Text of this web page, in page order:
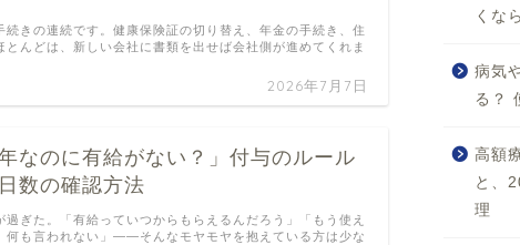
2026年7月7日
続きの連続です。健康保険証の切り替え、年金の手続き、住
んどは、新しい会社に書類を出せば会社側が進めてくれま
年なのに有給がない？」付与のルール
数の確認方法
過ぎた。「有給っていつからもらえるんだろう」「もう使え
何も言われない」——そんなモヤモヤを抱えている方は少な
くな
病気
る？
高額
と、
理